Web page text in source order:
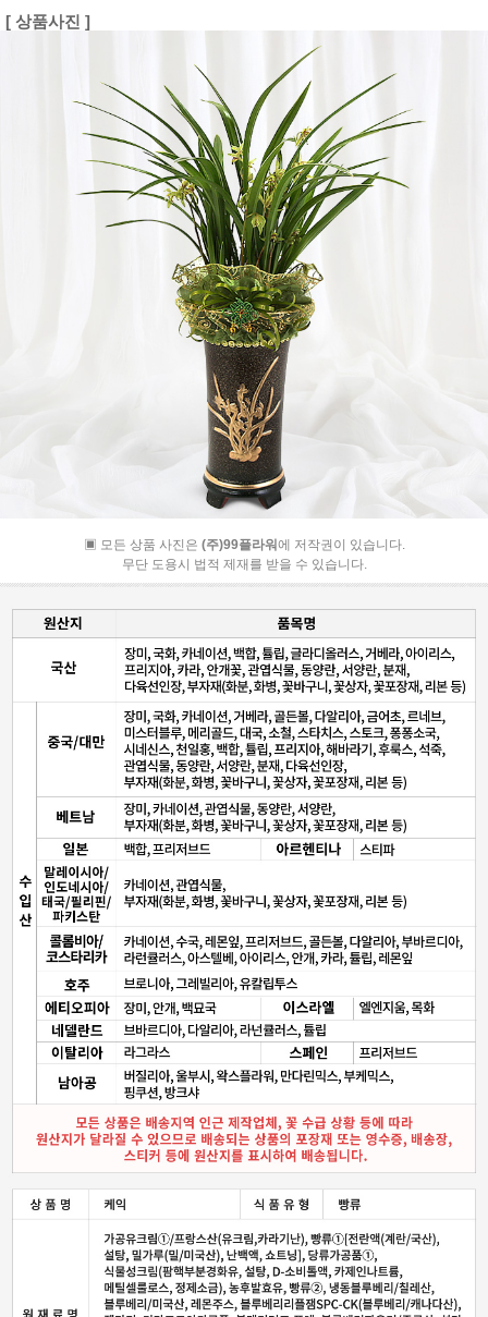
[ 상품사진 ]
▣ 모든 상품 사진은 (주)99플라워에 저작권이 있습니다.
무단 도용시 법적 제재를 받을 수 있습니다.